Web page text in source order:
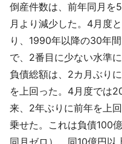
倒産件数は、前年同月を
月より減少した。4月度
り、1990年以降の30年
で、2番目に少ない水準に
負債総額は、2カ月ぶり
を上回った。4月度では
来、2年ぶりに前年を上
乗せた。これは負債100